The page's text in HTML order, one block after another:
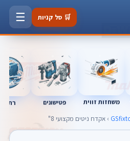
🛒 סל קניות ☰
משחזות זווית פטישונים
› אקדח ניטים מקצועי 8"